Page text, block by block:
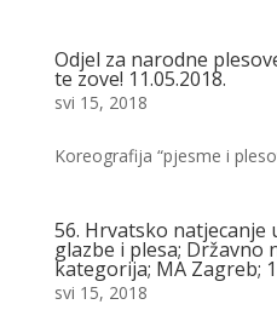
Odjel za narodne
te zove! 11.05.2018.
svi 15, 2018
Koreografija “pjesme i
56. Hrvatsko natjecanje
glazbe i plesa; Državno
kategorija; MA Zagreb;
svi 15, 2018